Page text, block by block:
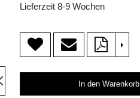
Lieferzeit 8-9 Wochen
>
In den Warenkorb